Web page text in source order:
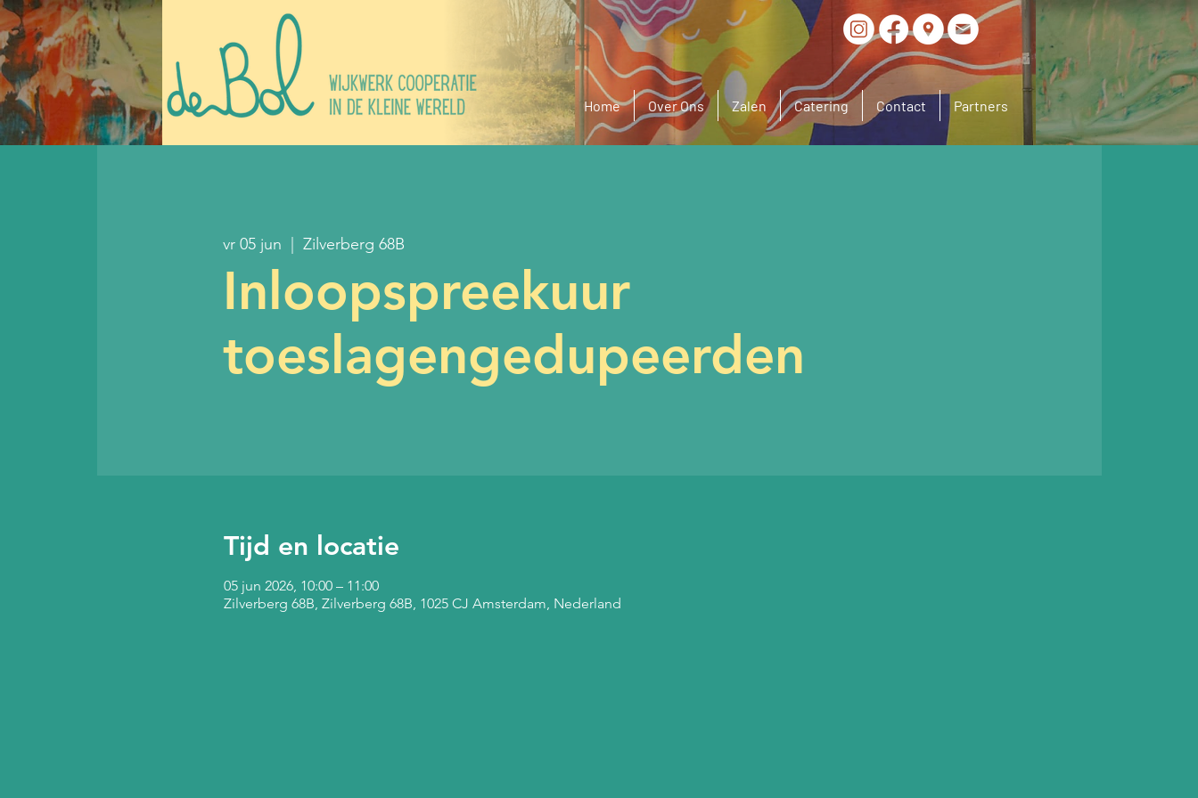
Home Over Ons Zalen Catering Contact Partners
vr 05 jun Zilverberg 68B
Inloopspreekuur
toeslagengedupeerden
Tijd en locatie
05 jun 2026, 10:00 – 11:00
Zilverberg 68B, Zilverberg 68B, 1025 CJ Amsterdam, Nederland